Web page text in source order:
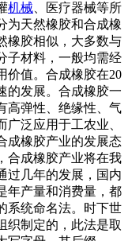
机械 、医疗器械等所
为天然橡胶和合成橡
橡胶相似，大多数与
子材料，一般均需经
价值。合成橡胶在20
的发展。合成橡胶一
高弹性、绝缘性、气
泛应用于工农业、
成橡胶产业的发展态
合成橡胶产业将在我
过几年的发展，国内
年产量和消费量，都
系统命名法。时下世
织制定的，此法是取